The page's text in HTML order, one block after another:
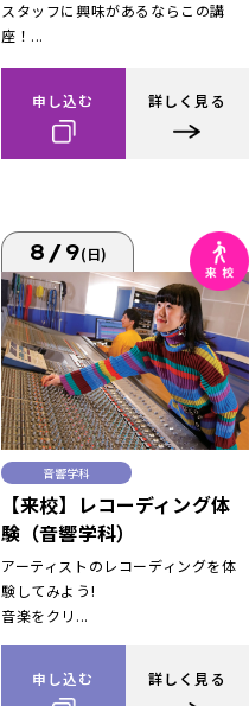
スタッフに興味があるならこの講
座！...
申し込む 詳しく見る
8/9(日)
音響学科
【来校】レコーディング体
験（音響学科）
アーティストのレコーディングを体
験してみよう!
音楽をクリ...
申し込む 詳しく見る